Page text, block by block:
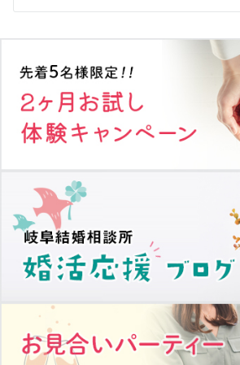
シ
ョ
ン